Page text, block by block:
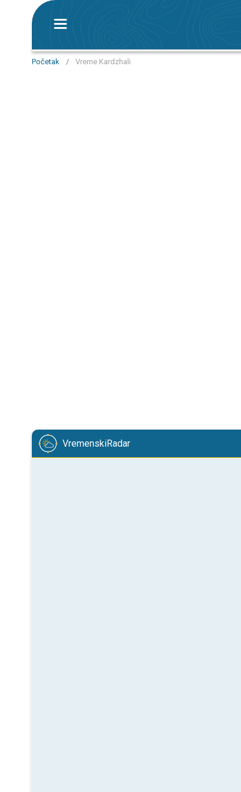
Početak / Vreme Kardzhali
VremenskiRadar